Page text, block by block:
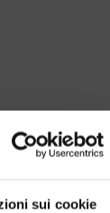
sui cookie